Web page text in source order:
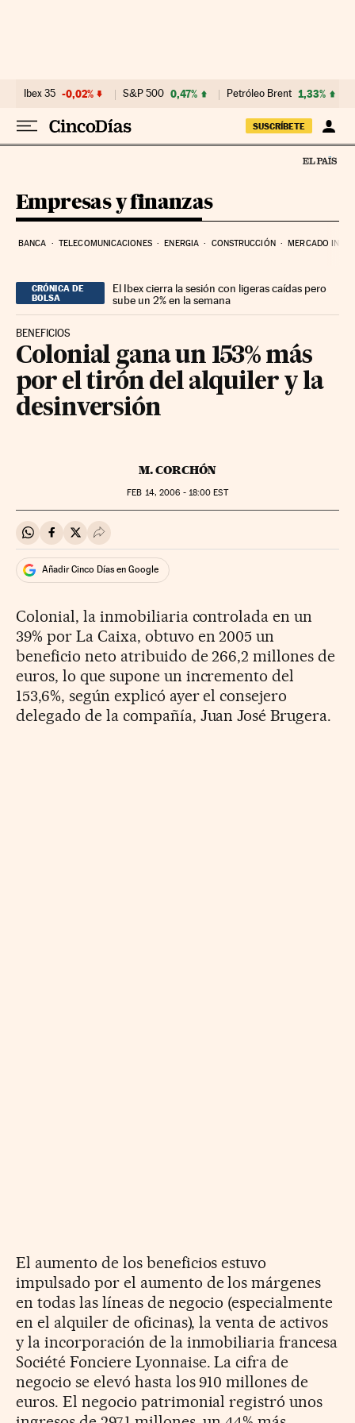
Ibex 35 -0,02% S&P 500 0,47% Petróleo Brent 1,33%
SUSCRÍBETE
Empresas y finanzas
BANCA TELECOMUNICACIONES ENERGIA CONSTRUCCIÓN MERCADO
CRÓNICA DE
BOLSA
El Ibex cierra la sesión con ligeras caídas pero
sube un 2% en la semana
BENEFICIOS
Colonial gana un 153% más
por el tirón del alquiler y la
desinversión
M. CORCHÓN
FEB 14, 2006 - 18:00 EST
Compartir en Whatsapp
Compartir en Facebook
Compartir en Twitter
Desplegar Redes Sociales
Añadir Cinco Días en Google
Colonial, la inmobiliaria controlada en un
39% por La Caixa, obtuvo en 2005 un
beneficio neto atribuido de 266,2 millones de
euros, lo que supone un incremento del
153,6%, según explicó ayer el consejero
delegado de la compañía, Juan José Brugera.
El aumento de los beneficios estuvo
impulsado por el aumento de los márgenes
en todas las líneas de negocio (especialmente
en el alquiler de oficinas), la venta de activos
y la incorporación de la inmobiliaria francesa
Société Fonciere Lyonnaise. La cifra de
negocio se elevó hasta los 910 millones de
euros. El negocio patrimonial registró unos